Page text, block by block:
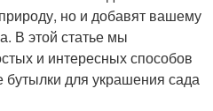
но и добавят вашему
В этой статье мы
и интересных способов
бутылки для украшения сада